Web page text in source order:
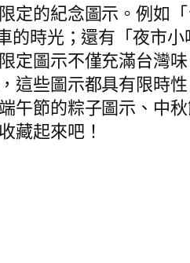
定的紀念圖示。例如
時光；還有「夜市小
定圖示不僅充滿台灣
些圖示都具有限時
午節的粽子圖示、中
藏起來吧！